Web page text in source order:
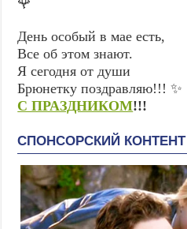
День особый в мае есть,
Все об этом знают.
Я сегодня от души
Брюнетку поздравляю!!! ✨
С ПРАЗДНИКОМ!!!